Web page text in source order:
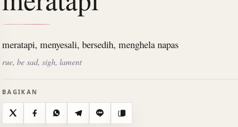
meratapi, menyesali, bersedih, menghela napas
rue, be sad, sigh, lament
BAGIKAN
X FacebookWhatsAppTelegramLine Salin